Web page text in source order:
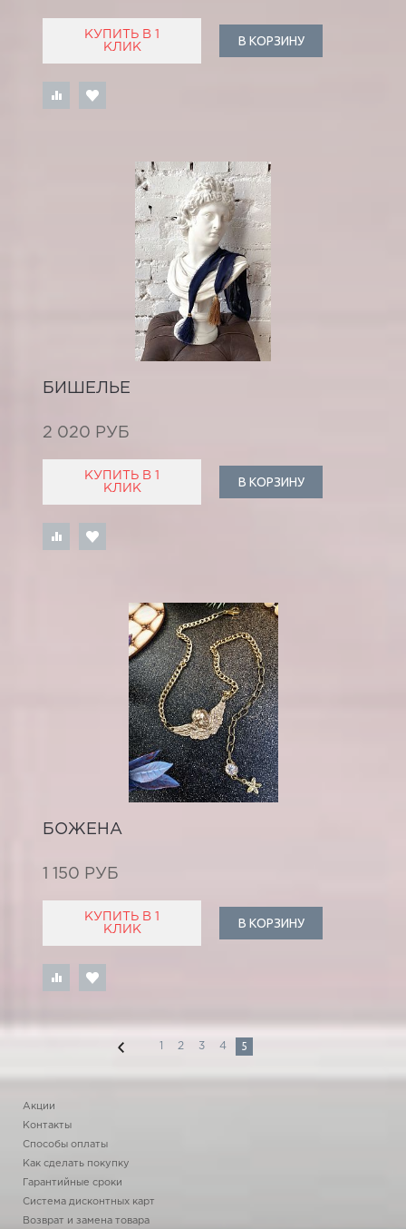
КУПИТЬ В 1
КЛИК
В КОРЗИНУ
БИШЕЛЬЕ
2 020 РУБ
КУПИТЬ В 1
КЛИК
В КОРЗИНУ
БОЖЕНА
1 150 РУБ
КУПИТЬ В 1
КЛИК
В КОРЗИНУ
1 2 3 4 5
Акции
Контакты
Способы оплаты
Как сделать покупку
Гарантийные сроки
Система дисконтных карт
Возврат и замена товара